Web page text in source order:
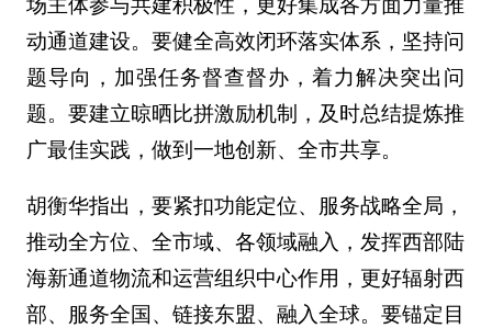
场主体参与共建积极性，更好集成各方面力量推
动通道建设。要健全高效闭环落实体系，坚持问
题导向，加强任务督查督办，着力解决突出问
题。要建立晾晒比拼激励机制，及时总结提炼推
广最佳实践，做到一地创新、全市共享。
胡衡华指出，要紧扣功能定位、服务战略全局，
推动全方位、全市域、各领域融入，发挥西部陆
海新通道物流和运营组织中心作用，更好辐射西
部、服务全国、链接东盟、融入全球。要锚定目